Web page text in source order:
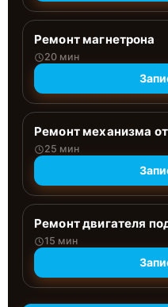
Ремонт магнетрона
20 мин
Ремонт механизма
25 мин
Ремонт двигателя
15 мин